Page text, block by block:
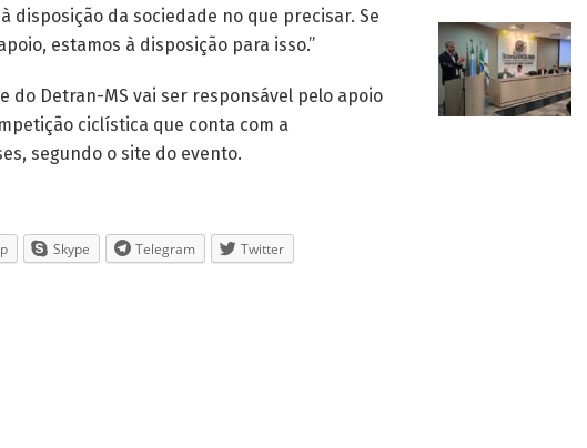
disposição da sociedade no que precisar. Se
estamos à disposição para isso.”
do Detran-MS vai ser responsável pelo apoio
ciclística que conta com a
segundo o site do evento.
Skype Telegram
Twitter